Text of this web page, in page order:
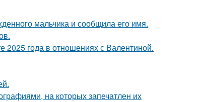
мальчика и сообщила его имя.
2025 года в отношениях с Валентиной.
на которых запечатлен их